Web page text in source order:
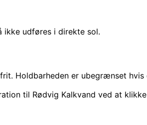
ikke udføres i direkte sol.
Holdbarheden er ubegrænset
til Rødvig Kalkvand ved at